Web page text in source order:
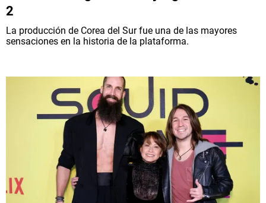
2
La producción de Corea del Sur fue una de las mayores
sensaciones en la historia de la plataforma.